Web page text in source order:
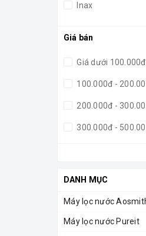
Inax
Giá bán
Giá dưới 100.000đ
100.000đ -
200.000đ -
300.000đ -
DANH MỤC
Máy lọc nước
Máy lọc nước Pureit